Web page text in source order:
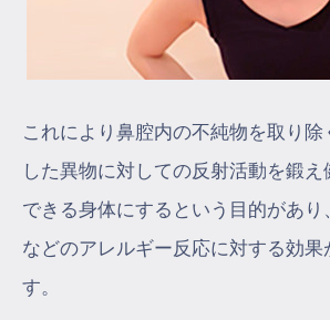
これにより鼻腔内の不純物を取り除
した異物に対しての反射活動を鍛
できる身体にするという目的があり
などのアレルギー反応に対する効果
す。